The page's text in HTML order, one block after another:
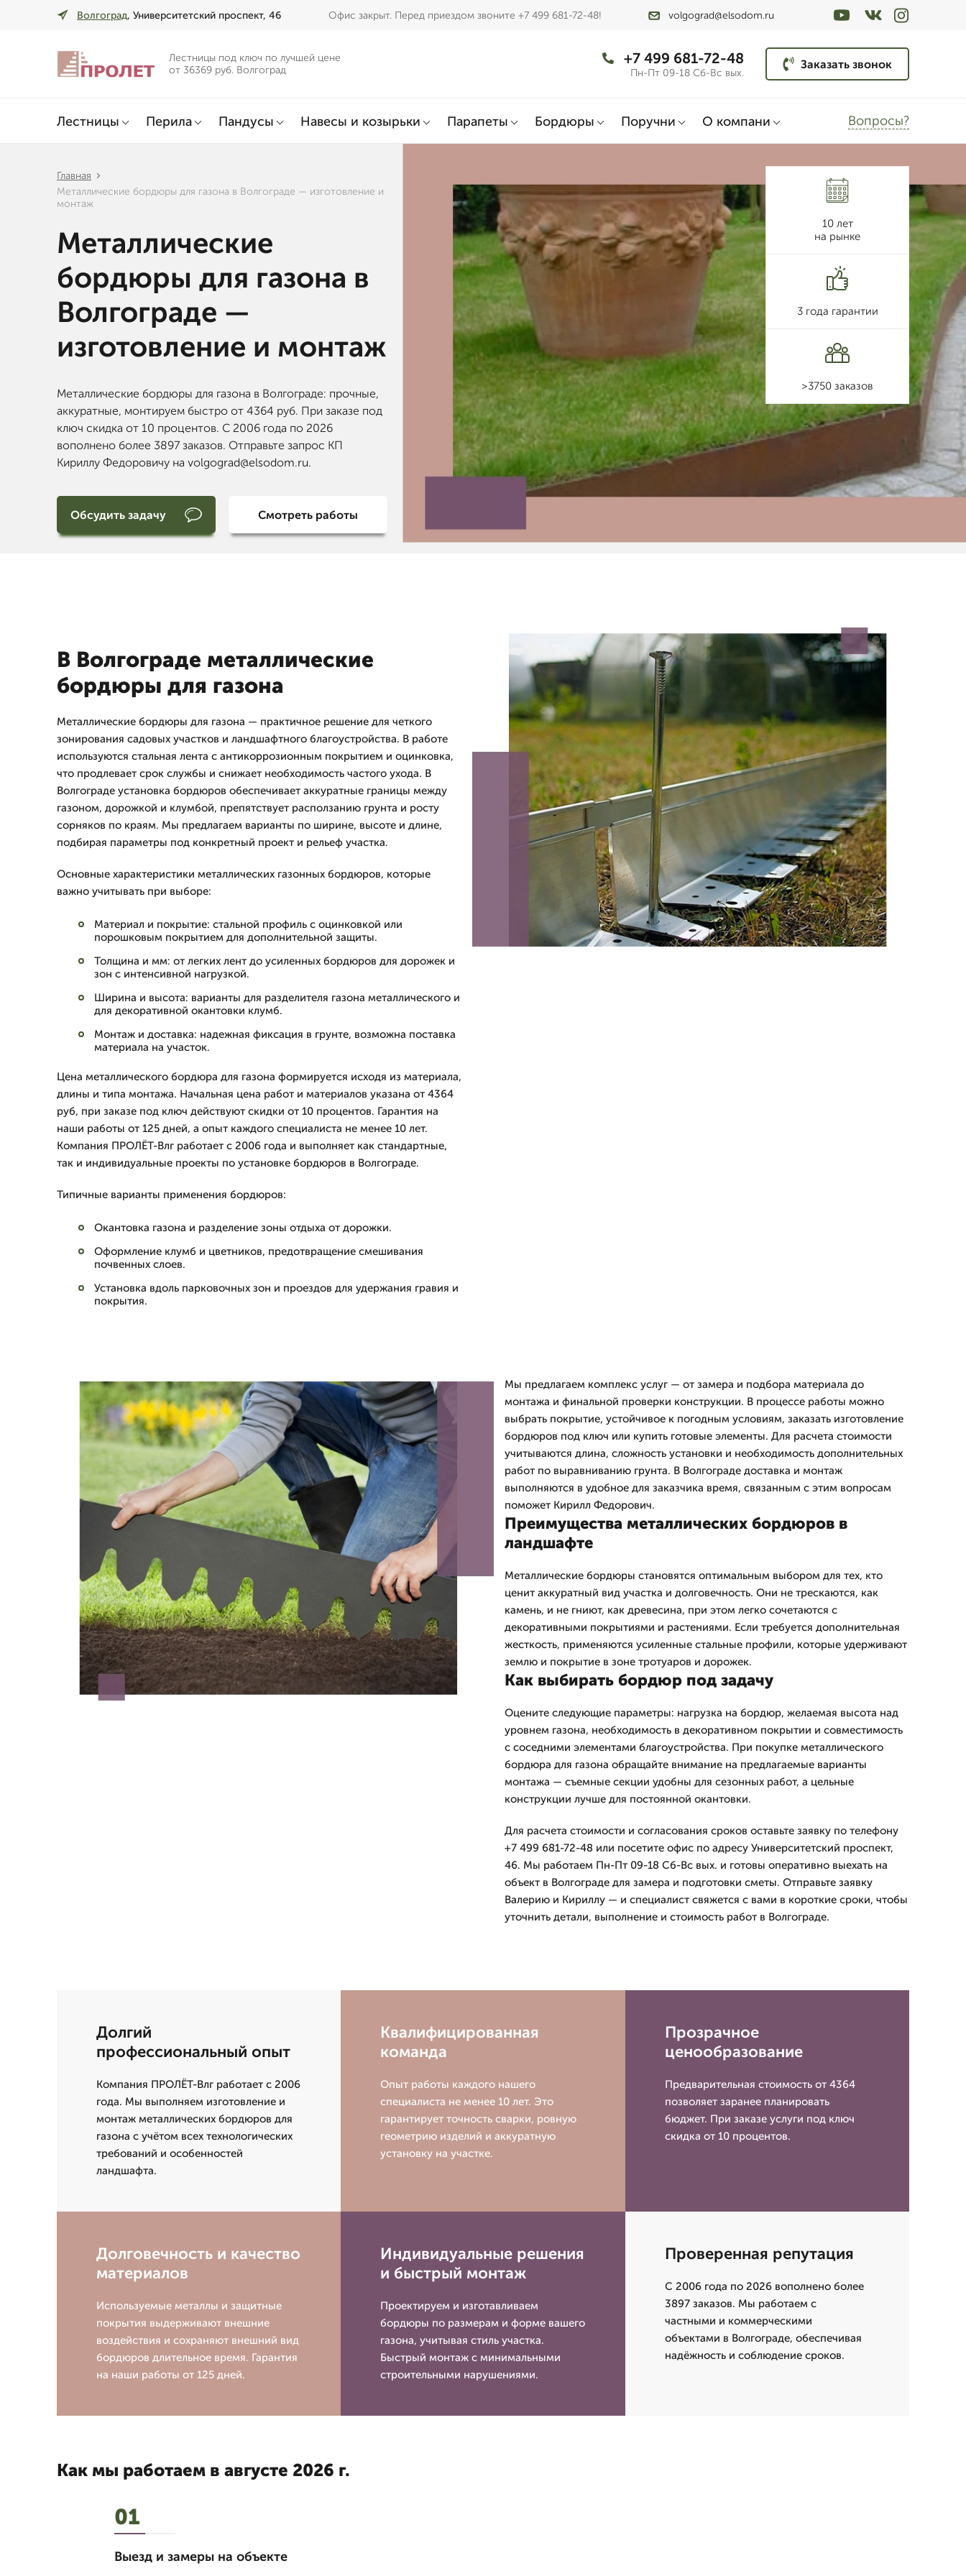
Волгоград, Университетский проспект, 46 Офис закрыт. Перед приездом звоните +7 499 681-72-48! volgograd@elsodom.ru
Лестницы под ключ по лучшей цене
от 36369 руб. Волгоград
+7 499 681-72-48
Пн-Пт 09-18 Сб-Вс вых.
Заказать звонок
Лестницы Перила Пандусы Навесы и козырьки Парапеты Бордюры Поручни О компани Вопросы?
Главная
Металлические бордюры для газона в Волгограде — изготовление и
монтаж
Металлические
бордюры для газона в
Волгограде —
изготовление и монтаж
Металлические бордюры для газона в Волгограде: прочные,
аккуратные, монтируем быстро от 4364 руб. При заказе под
ключ скидка от 10 процентов. С 2006 года по 2026
вополнено более 3897 заказов. Отправьте запрос КП
Кириллу Федоровичу на volgograd@elsodom.ru.
Обсудить задачу Смотреть работы
10 лет
на рынке
3 года гарантии
>3750 заказов
В Волгограде металлические
бордюры для газона
Металлические бордюры для газона — практичное решение для четкого
зонирования садовых участков и ландшафтного благоустройства. В работе
используются стальная лента с антикоррозионным покрытием и оцинковка,
что продлевает срок службы и снижает необходимость частого ухода. В
Волгограде установка бордюров обеспечивает аккуратные границы между
газоном, дорожкой и клумбой, препятствует расползанию грунта и росту
сорняков по краям. Мы предлагаем варианты по ширине, высоте и длине,
подбирая параметры под конкретный проект и рельеф участка.
Основные характеристики металлических газонных бордюров, которые
важно учитывать при выборе:
Материал и покрытие: стальной профиль с оцинковкой или
порошковым покрытием для дополнительной защиты.
Толщина и мм: от легких лент до усиленных бордюров для дорожек и
зон с интенсивной нагрузкой.
Ширина и высота: варианты для разделителя газона металлического и
для декоративной окантовки клумб.
Монтаж и доставка: надежная фиксация в грунте, возможна поставка
материала на участок.
Цена металлического бордюра для газона формируется исходя из материала,
длины и типа монтажа. Начальная цена работ и материалов указана от 4364
руб, при заказе под ключ действуют скидки от 10 процентов. Гарантия на
наши работы от 125 дней, а опыт каждого специалиста не менее 10 лет.
Компания ПРОЛЁТ-Влг работает с 2006 года и выполняет как стандартные,
так и индивидуальные проекты по установке бордюров в Волгограде.
Типичные варианты применения бордюров:
Окантовка газона и разделение зоны отдыха от дорожки.
Оформление клумб и цветников, предотвращение смешивания
почвенных слоев.
Установка вдоль парковочных зон и проездов для удержания гравия и
покрытия.
Мы предлагаем комплекс услуг — от замера и подбора материала до
монтажа и финальной проверки конструкции. В процессе работы можно
выбрать покрытие, устойчивое к погодным условиям, заказать изготовление
бордюров под ключ или купить готовые элементы. Для расчета стоимости
учитываются длина, сложность установки и необходимость дополнительных
работ по выравниванию грунта. В Волгограде доставка и монтаж
выполняются в удобное для заказчика время, связанным с этим вопросам
поможет Кирилл Федорович.
Преимущества металлических бордюров в
ландшафте
Металлические бордюры становятся оптимальным выбором для тех, кто
ценит аккуратный вид участка и долговечность. Они не трескаются, как
камень, и не гниют, как древесина, при этом легко сочетаются с
декоративными покрытиями и растениями. Если требуется дополнительная
жесткость, применяются усиленные стальные профили, которые удерживают
землю и покрытие в зоне тротуаров и дорожек.
Как выбирать бордюр под задачу
Оцените следующие параметры: нагрузка на бордюр, желаемая высота над
уровнем газона, необходимость в декоративном покрытии и совместимость
с соседними элементами благоустройства. При покупке металлического
бордюра для газона обращайте внимание на предлагаемые варианты
монтажа — съемные секции удобны для сезонных работ, а цельные
конструкции лучше для постоянной окантовки.
Для расчета стоимости и согласования сроков оставьте заявку по телефону
+7 499 681-72-48 или посетите офис по адресу Университетский проспект,
46. Мы работаем Пн-Пт 09-18 Сб-Вс вых. и готовы оперативно выехать на
объект в Волгограде для замера и подготовки сметы. Отправьте заявку
Валерию и Кириллу — и специалист свяжется с вами в короткие сроки, чтобы
уточнить детали, выполнение и стоимость работ в Волгограде.
Долгий
профессиональный опыт
Компания ПРОЛЁТ-Влг работает с 2006
года. Мы выполняем изготовление и
монтаж металлических бордюров для
газона с учётом всех технологических
требований и особенностей
ландшафта.
Квалифицированная
команда
Опыт работы каждого нашего
специалиста не менее 10 лет. Это
гарантирует точность сварки, ровную
геометрию изделий и аккуратную
установку на участке.
Прозрачное
ценообразование
Предварительная стоимость от 4364
позволяет заранее планировать
бюджет. При заказе услуги под ключ
скидка от 10 процентов.
Долговечность и качество
материалов
Используемые металлы и защитные
покрытия выдерживают внешние
воздействия и сохраняют внешний вид
бордюров длительное время. Гарантия
на наши работы от 125 дней.
Индивидуальные решения
и быстрый монтаж
Проектируем и изготавливаем
бордюры по размерам и форме вашего
газона, учитывая стиль участка.
Быстрый монтаж с минимальными
строительными нарушениями.
Проверенная репутация
С 2006 года по 2026 вополнено более
3897 заказов. Мы работаем с
частными и коммерческими
объектами в Волгограде, обеспечивая
надёжность и соблюдение сроков.
Как мы работаем в августе 2026 г.
01
Выезд и замеры на объекте